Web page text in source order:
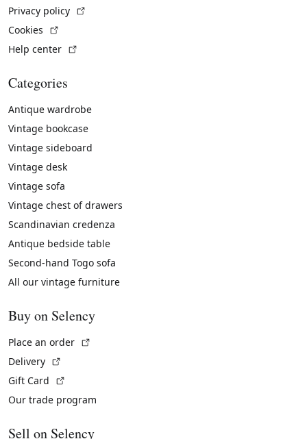
Privacy policy
Cookies
Help center
Categories
Antique wardrobe
Vintage bookcase
Vintage sideboard
Vintage desk
Vintage sofa
Vintage chest of drawers
Scandinavian credenza
Antique bedside table
Second-hand Togo sofa
All our vintage furniture
Buy on Selency
Place an order
Delivery
Gift Card
Our trade program
Sell on Selency